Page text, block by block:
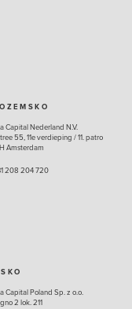
Capital Nederland N.V.
55, 11e verdieping / 11. patro
Amsterdam
208 204 720
Capital Poland Sp. z o.o.
2 lok. 211